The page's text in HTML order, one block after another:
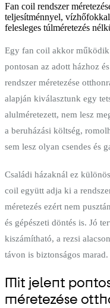
Fan coil rendszer
teljesítménnyel,
felesleges túlméretezés
Egy fan coil akkor
pontosan az adott házhoz
rendszer méretezése
alapján kiválasztunk egy
alulméretezett, nem lesz
a beruházási költség,
sem lesz olyan csendes és
Családi házaknál ez
coil együtt adja ki a
méretezés ezért nem
és gépészeti döntés is. Jó
kiszámítható, a rezsi
távon is biztonságos marad.
Mit jelent
méretezése